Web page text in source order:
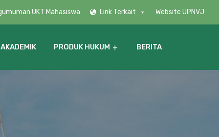
UKT Mahasiswa Link Terkait Website UPNVJ
PRODUK HUKUM BERITA